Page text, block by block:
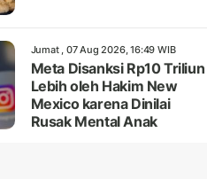
Jumat , 07 Aug 2026, 16:49 WIB
Meta Disanksi Rp10 Triliun
Lebih oleh Hakim New
Mexico karena Dinilai
Rusak Mental Anak